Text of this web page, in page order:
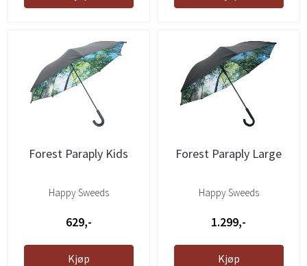
Forest Paraply Kids
Happy Sweeds
629,-
Kjøp
Forest Paraply Large
Happy Sweeds
1.299,-
Kjøp